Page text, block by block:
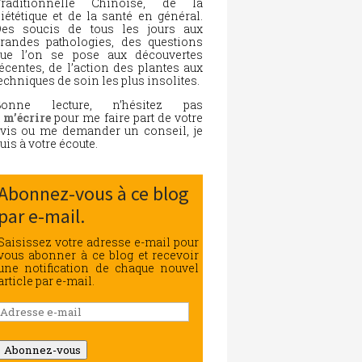
et de la santé en général.
soucis de tous les jours aux
pathologies, des questions
l’on se pose aux découvertes
de l’action des plantes aux
de soin les plus insolites.
lecture, n’hésitez pas
m’écrire pour me faire part de votre
ou me demander un conseil, je
à votre écoute.
vous à ce blog
par e-mail.
votre adresse e-mail pour
abonner à ce blog et recevoir
notification de chaque nouvel
par e-mail.
Abonnez-vous